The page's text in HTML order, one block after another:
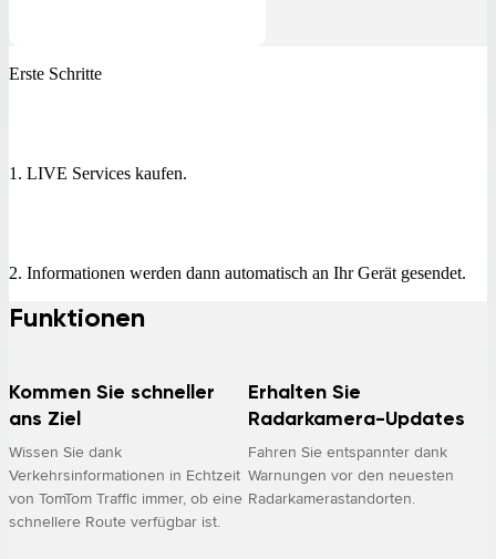
Erste Schritte
1. LIVE Services kaufen.
2. Informationen werden dann automatisch an Ihr Gerät gesendet.
Funktionen
Kommen Sie schneller
ans Ziel
Wissen Sie dank
Verkehrsinformationen in Echtzeit
von TomTom Traffic immer, ob eine
schnellere Route verfügbar ist.
Erhalten Sie
Radarkamera-Updates
Fahren Sie entspannter dank
Warnungen vor den neuesten
Radarkamerastandorten.